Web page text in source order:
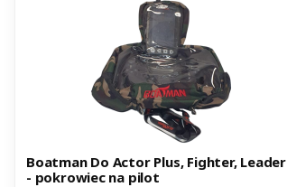
Boatman Do Actor Plus, Fighter, Leader
- pokrowiec na pilot